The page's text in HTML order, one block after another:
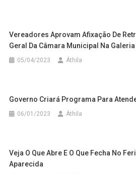
Vereadores Aprovam Afixação De
Geral Da Câmara Municipal Na
05/04/2023 Áthila
Governo Criará Programa Para
06/01/2023 Áthila
Veja O Que Abre E O Que Fecha No
Aparecida